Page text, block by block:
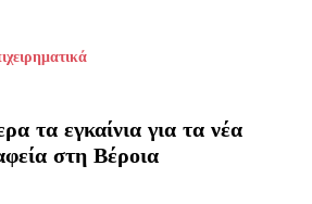
τα εγκαίνια για τα νέα
στη Βέροια